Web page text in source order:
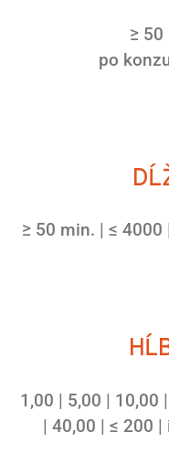
≥ 50
po
≥ 50 min. | ≤
1,00 | 5,00 | 10,00
| 40,00 | ≤ 200